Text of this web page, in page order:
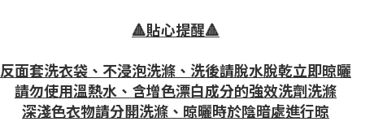
🔺貼心提醒🔺
反面套洗衣袋、不浸泡洗滌、洗後請脫水脫乾立即晾曬
請勿使用溫熱水、含增色漂白成分的強效洗劑洗滌
深淺色衣物請分開洗滌、晾曬時於陰暗處進行晾